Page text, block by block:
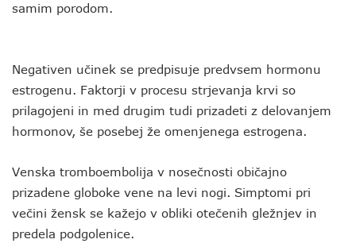
samim porodom.
Negativen učinek se predpisuje predvsem hormonu
estrogenu. Faktorji v procesu strjevanja krvi so
prilagojeni in med drugim tudi prizadeti z delovanjem
hormonov, še posebej že omenjenega estrogena.
Venska tromboembolija v nosečnosti običajno
prizadene globoke vene na levi nogi. Simptomi pri
večini žensk se kažejo v obliki otečenih gležnjev in
predela podgolenice.